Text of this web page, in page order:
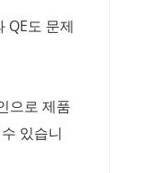
QE도 문제
으로 제품
있습니